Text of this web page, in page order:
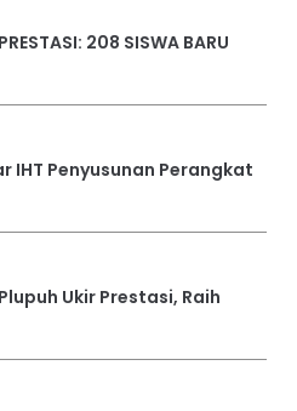
208 SISWA BARU
IHT Penyusunan Perangkat
Ukir Prestasi, Raih